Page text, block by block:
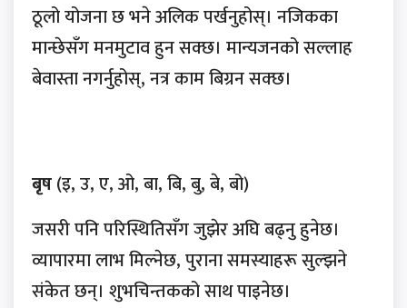
ठूलो योजना छ भने अलिक पर्खनुहोस्। नजिकका
मान्छेसँग मनमुटाव हुन सक्छ। मान्यजनको सल्लाह
बेवास्ता नगर्नुहोस्, नत्र काम बिग्रन सक्छ।
बृष(इ, उ, ए, ओ, बा, बि, बु, बे, बो)
जसरी पनि परिस्थितिसँग जुझेर अघि बढ्नु हुनेछ।
व्यापारमा लाभ मिल्नेछ, पुराना समस्याहरू सुल्झने
संकेत छन्। शुभचिन्तकको साथ पाइनेछ।